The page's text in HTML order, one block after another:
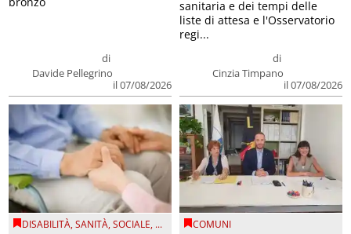
di
Davide Pellegrino
il 07/08/2026
di
Cinzia Timpano
il 07/08/2026
sanitaria e dei tempi delle
liste di attesa e l'Osservatorio
regi...
DISABILITÀ,SANITÀ,SOCIALE, ... COMUNI